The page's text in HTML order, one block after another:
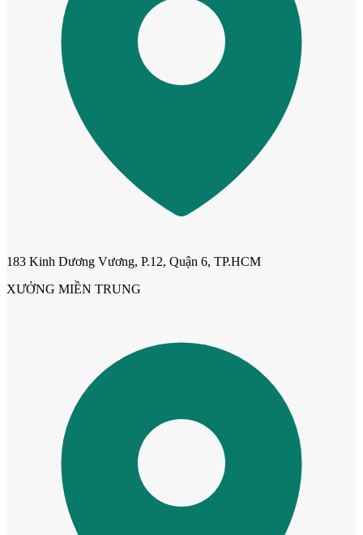
Cửa Nhựa Đài Loan
Cửa Nhựa Cao Cấp
183 Kinh Dương Vương, P.12, Quận 6, TP.HCM
XƯỞNG MIỀN TRUNG